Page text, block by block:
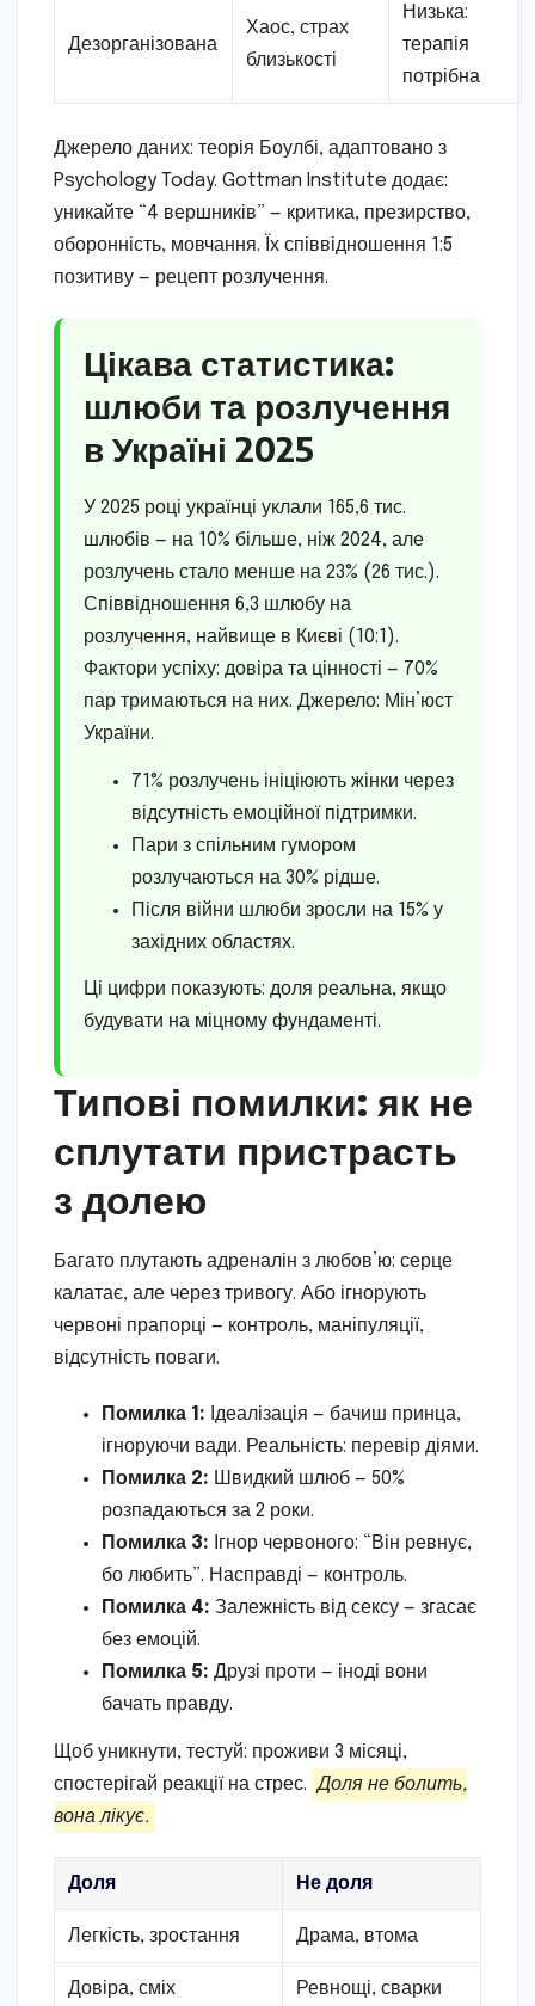
Дезорганізована
Хаос, страх
близькості
Низька:
терапія
потрібна
Джерело даних: теорія Боулбі, адаптовано з
Psychology Today. Gottman Institute додає:
уникайте “4 вершників” — критика, презирство,
оборонність, мовчання. Їх співвідношення 1:5
позитиву — рецепт розлучення.
Цікава статистика:
шлюби та розлучення
в Україні 2025
У 2025 році українці уклали 165,6 тис.
шлюбів — на 10% більше, ніж 2024, але
розлучень стало менше на 23% (26 тис.).
Співвідношення 6,3 шлюбу на
розлучення, найвище в Києві (10:1).
Фактори успіху: довіра та цінності — 70%
пар тримаються на них. Джерело: Мін’юст
України.
71% розлучень ініціюють жінки через
відсутність емоційної підтримки.
Пари з спільним гумором
розлучаються на 30% рідше.
Після війни шлюби зросли на 15% у
західних областях.
Ці цифри показують: доля реальна, якщо
будувати на міцному фундаменті.
Типові помилки: як не
сплутати пристрасть
з долею
Багато плутають адреналін з любов’ю: серце
калатає, але через тривогу. Або ігнорують
червоні прапорці — контроль, маніпуляції,
відсутність поваги.
Помилка 1: Ідеалізація — бачиш принца,
ігноруючи вади. Реальність: перевір діями.
Помилка 2: Швидкий шлюб — 50%
розпадаються за 2 роки.
Помилка 3: Ігнор червоного: “Він ревнує,
бо любить”. Насправді — контроль.
Помилка 4: Залежність від сексу — згасає
без емоцій.
Помилка 5: Друзі проти — іноді вони
бачать правду.
Щоб уникнути, тестуй: проживи 3 місяці,
спостерігай реакції на стрес. Доля не болить,
вона лікує.
Доля Не доля
Легкість, зростання Драма, втома
Довіра, сміх Ревнощі, сварки